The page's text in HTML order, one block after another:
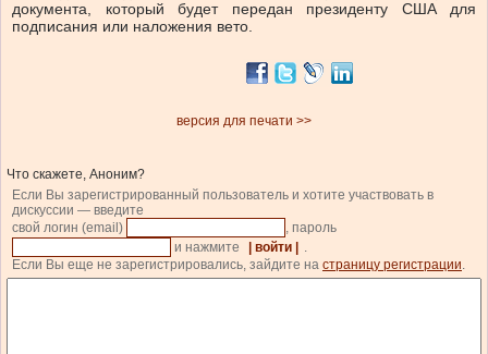
документа, который будет передан президенту США для
подписания или наложения вето.
версия для печати >>
Что скажете, Аноним?
Если Вы зарегистрированный пользователь и хотите участвовать в
дискуссии — введите
свой логин (email)
, пароль
и нажмите
| войти |
.
Если Вы еще не зарегистрировались, зайдите на страницу регистрации.